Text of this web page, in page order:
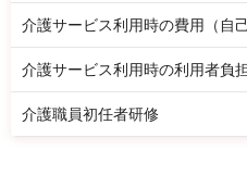
介護サービス利用時の費用（自
介護サービス利用時の利用者負
介護職員初任者研修